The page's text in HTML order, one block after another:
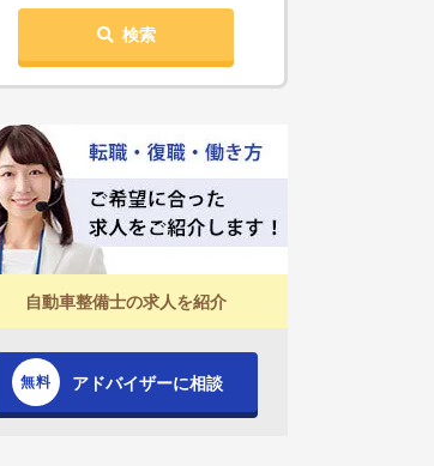
検索
自動車整備士の求人を紹介
アドバイザーに相談